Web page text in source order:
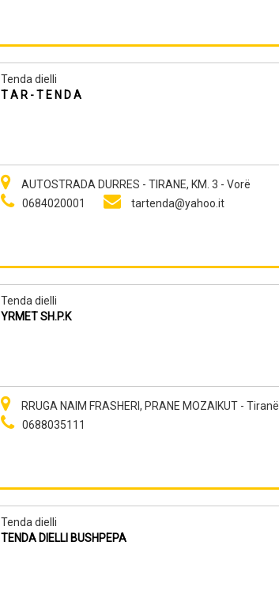
Tenda dielli
T A R - T E N D A
AUTOSTRADA DURRES - TIRANE, KM. 3 - Vorë
0684020001
tartenda@yahoo.it
Tenda dielli
YRMET SH.P.K
RRUGA NAIM FRASHERI, PRANE MOZAIKUT - Tiranë
0688035111
Tenda dielli
TENDA DIELLI BUSHPEPA